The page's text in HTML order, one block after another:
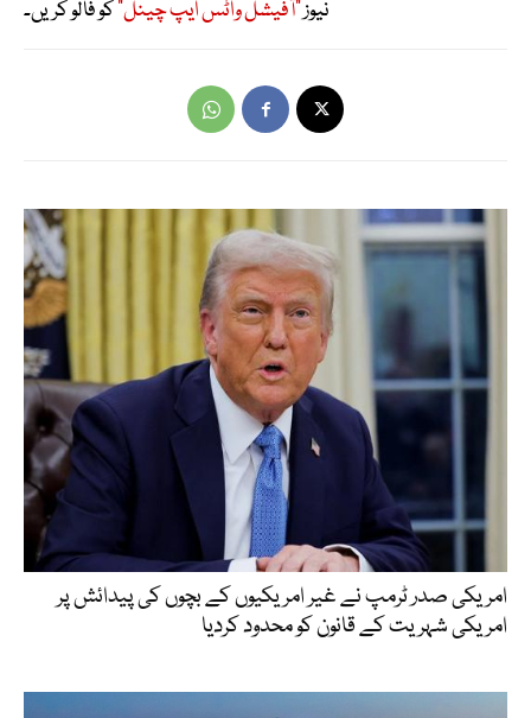
نیوز"آفیشل واٹس ایپ چینل"کو فالو کریں۔
امریکی صدر ٹرمپ نے غیر امریکیوں کے بچوں کی پیدائش پر
امریکی شہریت کے قانون کو محدود کردیا